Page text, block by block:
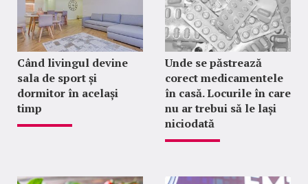
Când livingul devine
sala de sport și
dormitor în același
timp
Unde se păstrează
corect medicamentele
în casă. Locurile în care
nu ar trebui să le lași
niciodată